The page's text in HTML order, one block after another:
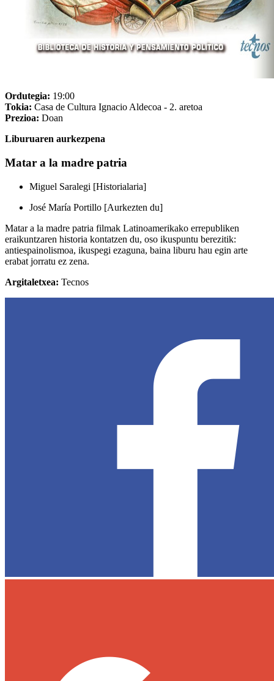
Ordutegia: 19:00
Tokia: Casa de Cultura Ignacio Aldecoa - 2. aretoa
Prezioa: Doan
Liburuaren aurkezpena
Matar a la madre patria
Miguel Saralegi [Historialaria]
José María Portillo [Aurkezten du]
Matar a la madre patria filmak Latinoamerikako errepubliken
eraikuntzaren historia kontatzen du, oso ikuspuntu berezitik:
antiespainolismoa, ikuspegi ezaguna, baina liburu hau egin arte
erabat jorratu ez zena.
Argitaletxea: Tecnos